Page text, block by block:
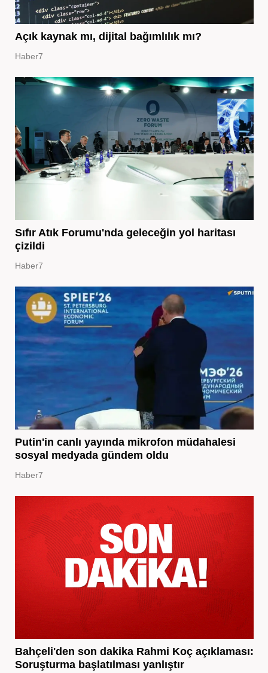
Açık kaynak mı, dijital bağımlılık mı?
Haber7
Sıfır Atık Forumu'nda geleceğin yol haritası
çizildi
Haber7
Putin'in canlı yayında mikrofon müdahalesi
sosyal medyada gündem oldu
Haber7
Bahçeli'den son dakika Rahmi Koç açıklaması:
Soruşturma başlatılması yanlıştır